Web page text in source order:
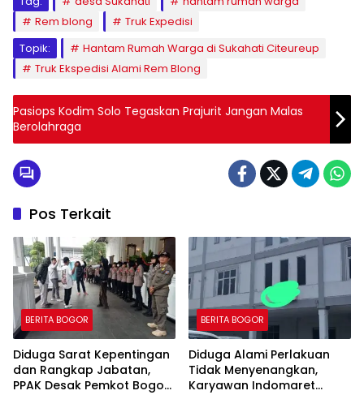
Rem blong
Truk Expedisi
Topik:
Hantam Rumah Warga di Sukahati Citeureup
Truk Ekspedisi Alami Rem Blong
Pasiops Kodim Solo Tegaskan Prajurit Jangan Malas
Berolahraga
Pos Terkait
BERITA BOGOR
Diduga Sarat Kepentingan
dan Rangkap Jabatan,
PPAK Desak Pemkot Bogor
BERITA BOGOR
Diduga Alami Perlakuan
Tidak Menyenangkan,
Karyawan Indomaret